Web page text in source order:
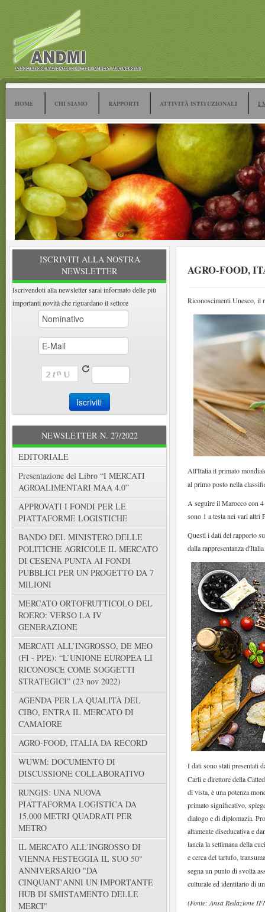
HOME CHI SIAMO RAPPORTI ATTIVITÀ ISTITUZIONALI I
ISCRIVITI ALLA NOSTRA
NEWSLETTER
Iscrivendoti alla newsletter sarai informato delle più
importanti novità che riguardano il settore
NEWSLETTER N. 27/2022
EDITORIALE
Presentazione del Libro “I MERCATI
AGROALIMENTARI MAA 4.0”
APPROVATI I FONDI PER LE
PIATTAFORME LOGISTICHE
BANDO DEL MINISTERO DELLE
POLITICHE AGRICOLE IL MERCATO
DI CESENA PUNTA AI FONDI
PUBBLICI PER UN PROGETTO DA 7
MILIONI
MERCATO ORTOFRUTTICOLO DEL
ROERO: VERSO LA IV
GENERAZIONE
MERCATI ALL’INGROSSO, DE MEO
(FI - PPE): “L’UNIONE EUROPEA LI
RICONOSCE COME SOGGETTI
STRATEGICI” (23 nov 2022)
AGENDA PER LA QUALITÀ DEL
CIBO, ENTRA IL MERCATO DI
CAMAIORE
AGRO-FOOD, ITALIA DA RECORD
WUWM: DOCUMENTO DI
DISCUSSIONE COLLABORATIVO
RUNGIS: UNA NUOVA
PIATTAFORMA LOGISTICA DA
15.000 METRI QUADRATI PER
METRO
IL MERCATO ALL'INGROSSO DI
VIENNA FESTEGGIA IL SUO 50°
ANNIVERSARIO "DA
CINQUANT'ANNI UN IMPORTANTE
HUB DI SMISTAMENTO DELLE
MERCI"
AGRO-FOOD,
Riconoscimenti Unesco, il
All'Italia il primato
al primo posto nella
A seguire il Marocco con
sono 1 a testa nei vari altri
Questi i dati del rapporto
dalla rappresentanza
I dati sono stati presentati
Carli e direttore della
di vista, è una potenza
primato significativo,
dialogo e di diplomazia.
altamente diseducativa e
lancia la settimana della
e cerca del tartufo,
segna un punto di svolta
culturale ed identitario di
(Fonte: Ansa Redazione